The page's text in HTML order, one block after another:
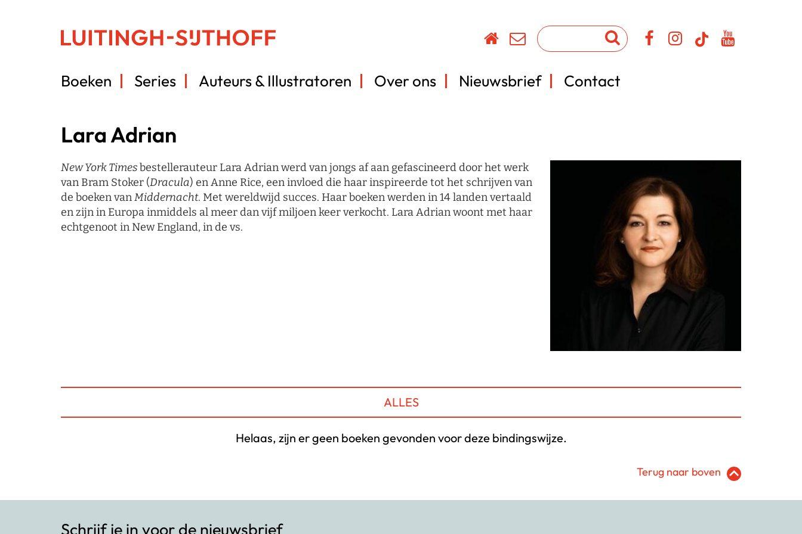
Boeken Series Auteurs & Illustratoren Over ons Nieuwsbrief Contact
Lara Adrian
New York Timesbestellerauteur Lara Adrian werd van jongs af aan gefascineerd door het werk
van Bram Stoker (Dracula) en Anne Rice, een invloed die haar inspireerde tot het schrijven van
de boeken vanMiddernacht. Met wereldwijd succes. Haar boeken werden in 14 landen vertaald
en zijn in Europa inmiddels al meer dan vijf miljoen keer verkocht. Lara Adrian woont met haar
echtgenoot in New England, in de vs.
ALLES
Helaas, zijn er geen boeken gevonden voor deze bindingswijze.
Terug naar boven
Schrijf je in voor de nieuwsbrief